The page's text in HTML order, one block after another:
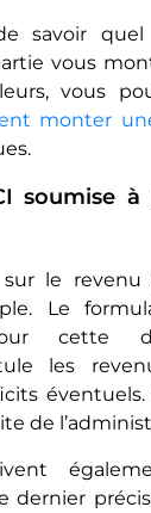
savoir quel
vous
vous
monter
soumise
sur le
Le
cette
les
éventuels.
de
dernier